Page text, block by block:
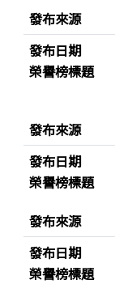
發布來源
發布日期
榮譽榜標題
發布來源
發布日期
榮譽榜標題
發布來源
發布日期
榮譽榜標題